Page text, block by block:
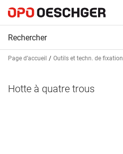
Page d’accueil Outils et techn. de fixation
Hotte à quatre trous